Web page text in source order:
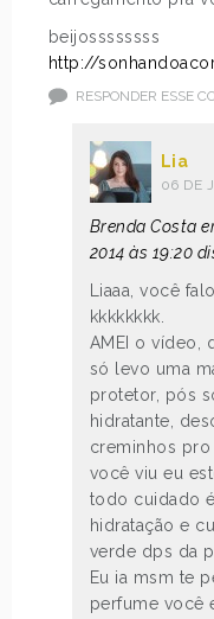
beijossssssss
http://
RESPONDER ESSE
Lia
06 DE
Brenda Costa
2014 às 19:20
Liaaa, você
kkkkkkkk.
AMEI o vídeo,
só levo uma
protetor, pós
hidratante,
creminhos
você viu eu
todo cuidado
hidratação e
verde dps da
Eu ia msm te
perfume você